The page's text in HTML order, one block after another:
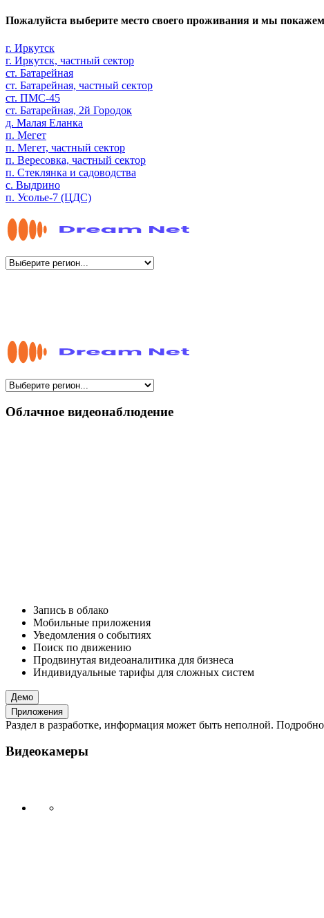
Пожалуйста выберите место своего проживания и мы
г. Иркутск
г. Иркутск, частный сектор
ст. Батарейная
ст. Батарейная, частный сектор
ст. ПМС-45
ст. Батарейная, 2й Городок
д. Малая Еланка
п. Мегет
п. Мегет, частный сектор
п. Вересовка, частный сектор
п. Стеклянка и садоводства
с. Выдрино
п. Усолье-7 (ЦДС)
Облачное видеонаблюдение
Запись в облако
Мобильные приложения
Уведомления о событиях
Поиск по движению
Продвинутая видеоаналитика для бизнеса
Индивидуальные тарифы для сложных систем
Демо
Приложения
Раздел в разработке, информация может быть неполной.
Видеокамеры